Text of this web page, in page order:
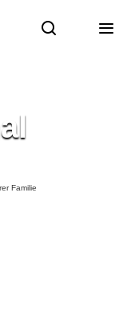
Familie